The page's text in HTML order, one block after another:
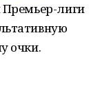
Премьер-лиги
очки.